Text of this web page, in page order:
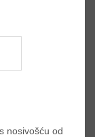
nosivošću od